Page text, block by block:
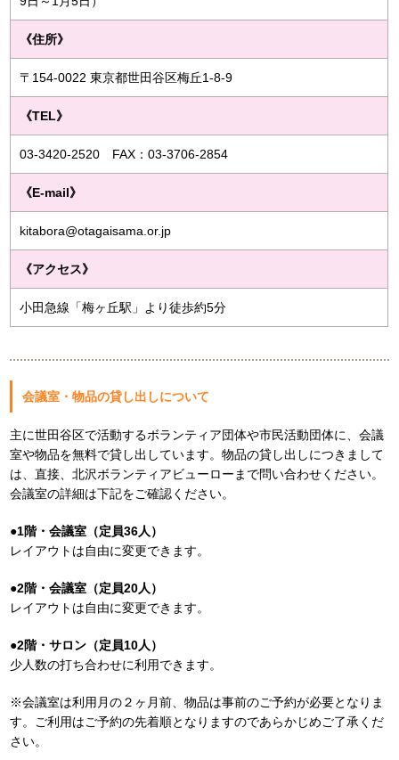
《住所》
〒154-0022 東京都世田谷区梅丘1-8-9
《TEL》
03-3420-2520 FAX：03-3706-2854
《E-mail》
kitabora@otagaisama.or.jp
《アクセス》
小田急線「梅ヶ丘駅」より徒歩約5分
会議室・物品の貸し出しについて
主に世田谷区で活動するボランティア団体や市民活動団体に、会議
室や物品を無料で貸し出しています。物品の貸し出しにつきまして
は、直接、北沢ボランティアビューローまで問い合わせください。
会議室の詳細は下記をご確認ください。
●1階・会議室（定員36人）
レイアウトは自由に変更できます。
●2階・会議室（定員20人）
レイアウトは自由に変更できます。
●2階・サロン（定員10人）
少人数の打ち合わせに利用できます。
※会議室は利用月の２ヶ月前、物品は事前のご予約が必要となりま
す。ご利用はご予約の先着順となりますのであらかじめご了承くだ
さい。